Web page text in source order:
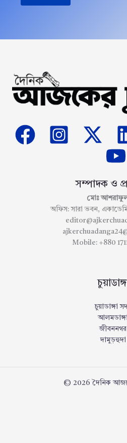
সম্পাদক ও
মোঃ
অফিস: সারা ভবন,
Mobile: +880
চুয়াডাঙ্গা
আলমডাঙ্গা
জীবননগর
দামুড়হুদা
© 2026 দৈনিক